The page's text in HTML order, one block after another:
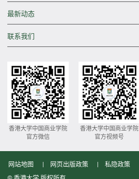
最新动态
联系我们
香港大学中国商业学院
官方微信
香港大学中国商业学院
官方视频号
网站地图 网页出版政策
私隐政策